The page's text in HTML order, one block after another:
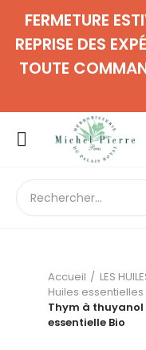
FERMETURE
REPRISE DES
TOUTE
Accueil
LES
Huiles essentielles
Thym à thuyanol
essentielle Bio